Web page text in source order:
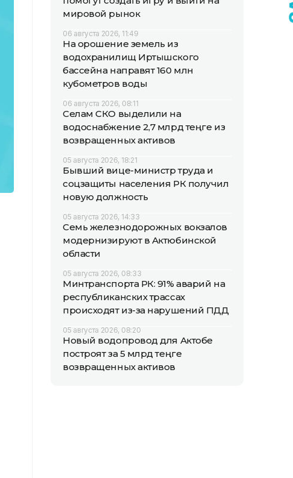
мировой рынок
06 августа 2026, 11:49
На орошение земель из
водохранилищ Иртышского
бассейна направят 160 млн
кубометров воды
06 августа 2026, 08:11
Селам СКО выделили на
водоснабжение 2,7 млрд теңге из
возвращенных активов
05 августа 2026, 18:21
Бывший вице-министр труда и
соцзащиты населения РК получил
новую должность
05 августа 2026, 14:33
Семь железнодорожных вокзалов
модернизируют в Актюбинской
области
05 августа 2026, 08:33
Минтранспорта РК: 91% аварий на
республиканских трассах
происходят из-за нарушений ПДД
05 августа 2026, 08:20
Новый водопровод для Актобе
построят за 5 млрд теңге
возвращенных активов